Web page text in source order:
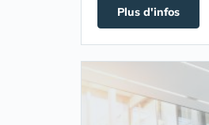
Plus d'infos